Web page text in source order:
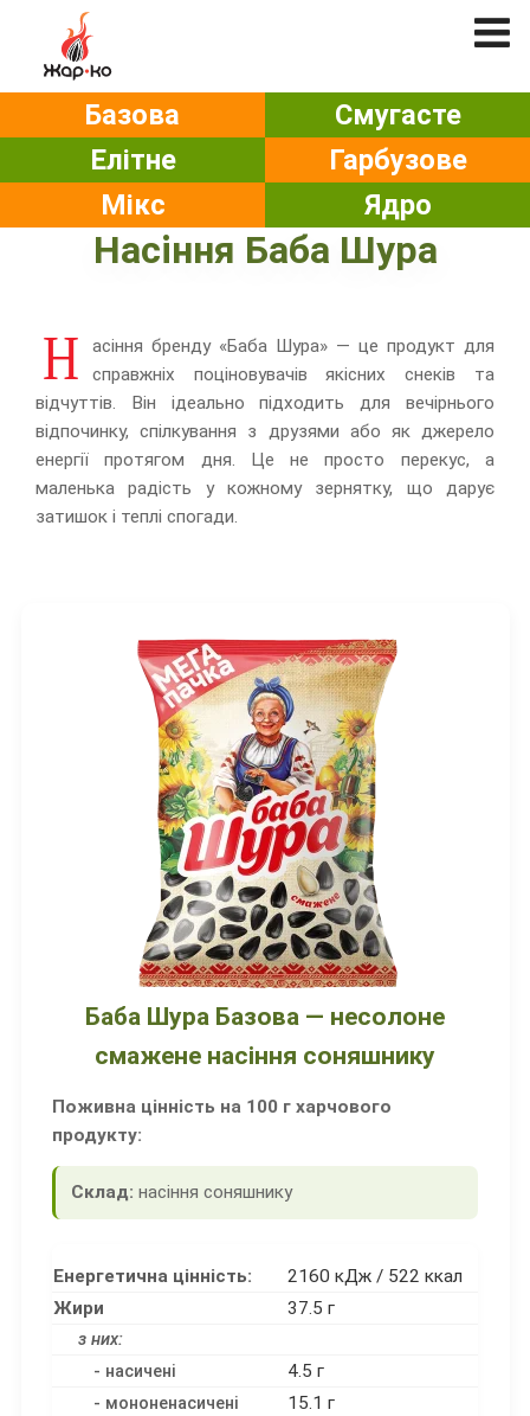
Базова
Смугасте
Елітне
Гарбузове
Мікс
Ядро
Насіння Баба Шура
Н
асіння бренду «Баба Шура» — це продукт для
справжніх поціновувачів якісних снеків та
відчуттів. Він ідеально підходить для вечірнього
відпочинку, спілкування з друзями або як джерело
енергії протягом дня. Це не просто перекус, а
маленька радість у кожному зернятку, що дарує
затишок і теплі спогади.
Баба Шура Базова — несолоне
смажене насіння соняшнику
Поживна цінність на 100 г харчового
продукту:
Склад: насіння соняшнику
Енергетична цінність:
2160 кДж / 522 ккал
Жири
37.5 г
з них:
- насичені 4.5 г
- мононенасичені 15.1 г